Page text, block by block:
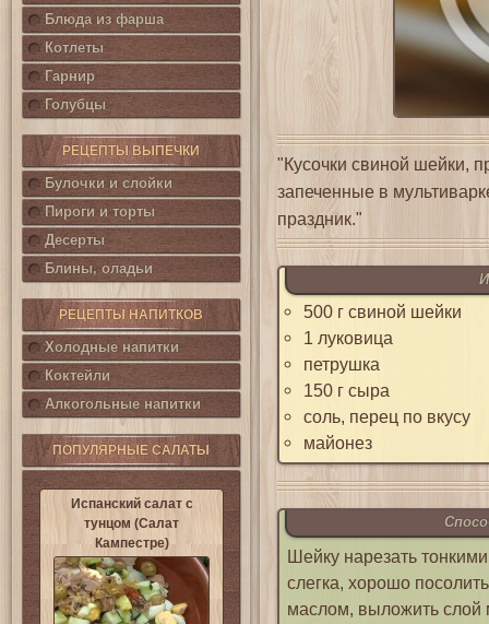
Блюда из фарша
Котлеты
Гарнир
Голубцы
РЕЦЕПТЫ ВЫПЕЧКИ
Булочки и слойки
Пироги и торты
Десерты
Блины, оладьи
РЕЦЕПТЫ НАПИТКОВ
Холодные напитки
Коктейли
Алкогольные напитки
ПОПУЛЯРНЫЕ САЛАТЫ
Испанский салат с
тунцом (Салат
Кампестре)
"Кусочки свиной шейки,
запеченные в
праздник."
500 г свиной шейки
1 луковица
петрушка
150 г сыра
соль, перец по вкусу
майонез
Шейку нарезать
слегка, хорошо
маслом, выложить слой